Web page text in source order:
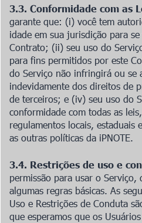
3.3. Conformidade com as
garante que: (i) você tem
idade em sua jurisdição para
Contrato; (ii) seu uso do
para fins permitidos por este
do Serviço não infringirá ou se
indevidamente dos direitos de
de terceiros; e (iv) seu uso do
conformidade com todas as
regulamentos locais, estaduais
as outras políticas da iPNOTE.
3.4. Restrições de uso e
permissão para usar o Serviço,
algumas regras básicas. As
Uso e Restrições de Conduta
que esperamos que os